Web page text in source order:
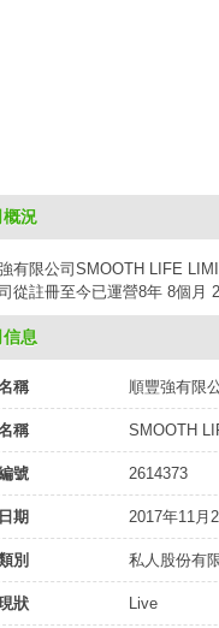
概況
有限公司SMOOTH LIFE
從註冊至今已運營8年 8個月
息
稱 順豐強有限
稱 SMOOTH
號 2614373
期 2017年11月
別 私人股份有
狀 Live